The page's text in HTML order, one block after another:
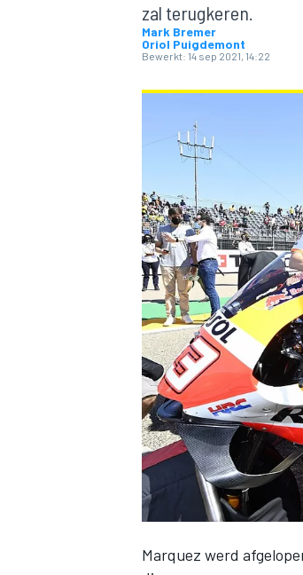
WEC
zal terugkeren.
Mark Bremer
Oriol Puigdemont
Bewerkt: 14 sep 2021, 14:22
Marquez werd